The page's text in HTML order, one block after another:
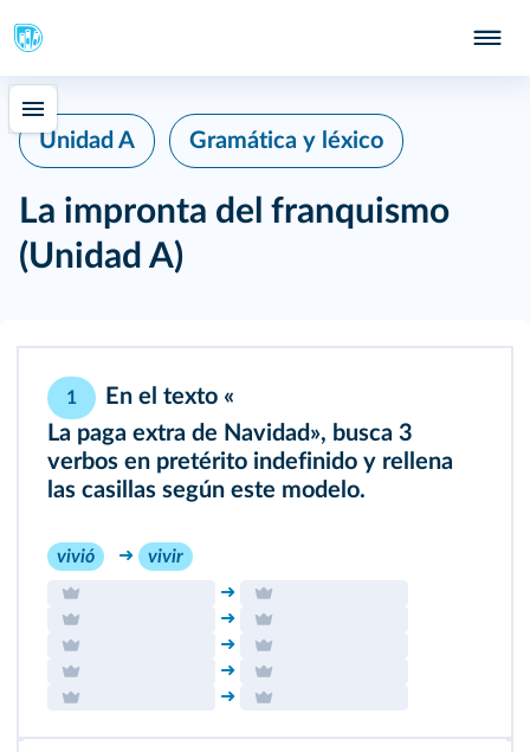
Unidad A Gramática y léxico
La impronta del franquismo
(Unidad A)
1
En el texto «
La paga extra de Navidad », busca 3
verbos en pretérito indefinido y rellena
las casillas según este modelo.
vivió ➜
vivir
➜
➜
➜
➜
➜